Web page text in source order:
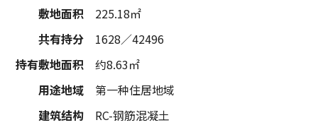
敷地面积
225.18㎡
共有持分
1628／42496
持有敷地面积
约8.63㎡
用途地域
第一种住居地域
建筑结构
RC-钢筋混凝土